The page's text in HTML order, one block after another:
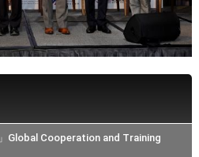
Global Cooperation and Training